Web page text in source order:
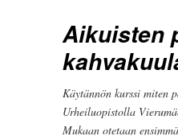
Aikuisten
Käytännön kurssi miten
Urheiluopistolla
Mukaan otetaan